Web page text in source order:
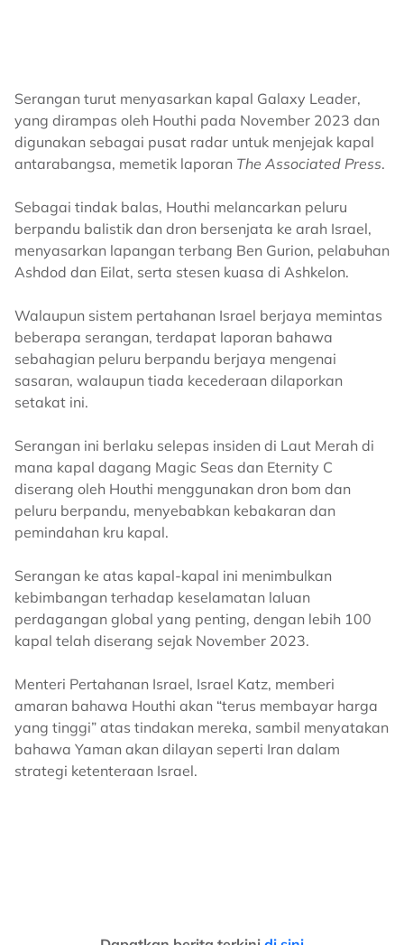
Serangan turut menyasarkan kapal Galaxy Leader,
yang dirampas oleh Houthi pada November 2023 dan
digunakan sebagai pusat radar untuk menjejak kapal
antarabangsa, memetik laporan The Associated Press.
Sebagai tindak balas, Houthi melancarkan peluru
berpandu balistik dan dron bersenjata ke arah Israel,
menyasarkan lapangan terbang Ben Gurion, pelabuhan
Ashdod dan Eilat, serta stesen kuasa di Ashkelon.
Walaupun sistem pertahanan Israel berjaya memintas
beberapa serangan, terdapat laporan bahawa
sebahagian peluru berpandu berjaya mengenai
sasaran, walaupun tiada kecederaan dilaporkan
setakat ini.
Serangan ini berlaku selepas insiden di Laut Merah di
mana kapal dagang Magic Seas dan Eternity C
diserang oleh Houthi menggunakan dron bom dan
peluru berpandu, menyebabkan kebakaran dan
pemindahan kru kapal.
Serangan ke atas kapal-kapal ini menimbulkan
kebimbangan terhadap keselamatan laluan
perdagangan global yang penting, dengan lebih 100
kapal telah diserang sejak November 2023.
Menteri Pertahanan Israel, Israel Katz, memberi
amaran bahawa Houthi akan “terus membayar harga
yang tinggi” atas tindakan mereka, sambil menyatakan
bahawa Yaman akan dilayan seperti Iran dalam
strategi ketenteraan Israel.